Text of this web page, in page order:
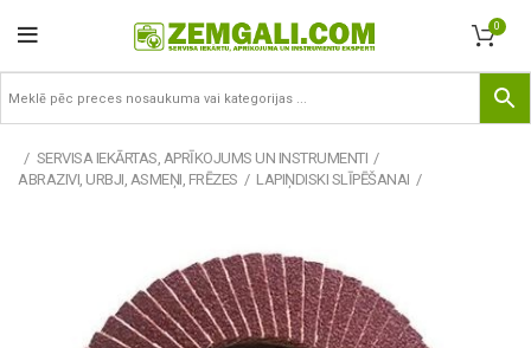
0
SERVISA IEKĀRTAS, APRĪKOJUMS UN INSTRUMENTI
ABRAZIVI, URBJI, ASMEŅI, FRĒZES
LAPIŅDISKI SLĪPĒŠANAI